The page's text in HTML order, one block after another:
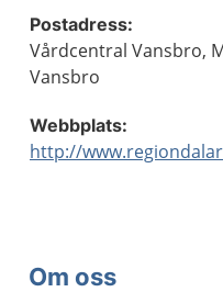
Postadress:
Vårdcentral Vansbro,
Vansbro
Webbplats:
http://
Om oss